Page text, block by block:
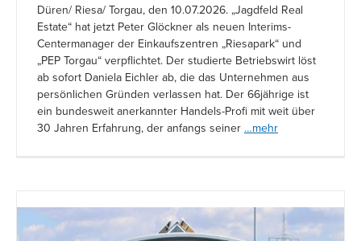
Düren/ Riesa/ Torgau, den 10.07.2026. „Jagdfeld Real
Estate“ hat jetzt Peter Glöckner als neuen Interims-
Centermanager der Einkaufszentren „Riesapark“ und
„PEP Torgau“ verpflichtet. Der studierte Betriebswirt löst
ab sofort Daniela Eichler ab, die das Unternehmen aus
persönlichen Gründen verlassen hat. Der 66jährige ist
ein bundesweit anerkannter Handels-Profi mit weit über
30 Jahren Erfahrung, der anfangs seiner …mehr